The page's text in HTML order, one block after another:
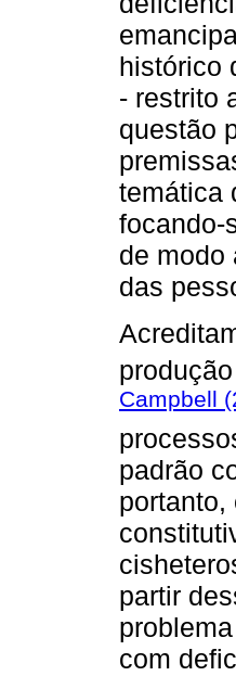
histórico
- restrito
questão
temática
focando-
de modo
das
Campbell
padrão
portanto,
partir
com